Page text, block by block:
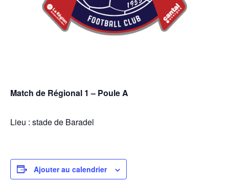
Match de Régional 1 – Poule A
Lieu : stade de Baradel
Ajouter au calendrier